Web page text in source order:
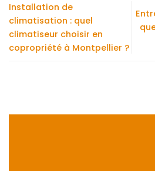
Installation de
climatisation : quel
climatiseur choisir en
copropriété à Montpellier ?